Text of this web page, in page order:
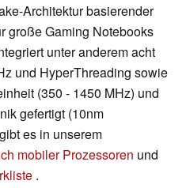
Architektur basierender
große Gaming Notebooks
unter anderem acht
und HyperThreading sowie
(350 - 1450 MHz) und
gefertigt (10nm
es in unserem
mobiler Prozessoren und
.